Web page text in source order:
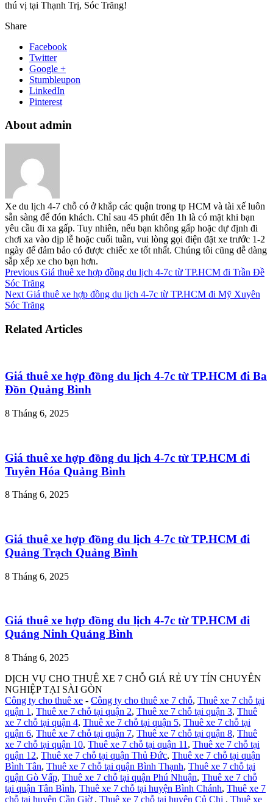
thú vị tại Thạnh Trị, Sóc Trăng!
Share
Facebook
Twitter
Google +
Stumbleupon
LinkedIn
Pinterest
About admin
Xe du lịch 4-7 chỗ có ở khắp các quận trong tp HCM và tài xế luôn
sẵn sàng để đón khách. Chỉ sau 45 phút đến 1h là có mặt khi bạn
yêu cầu đi xa gấp. Tuy nhiên, nếu bạn không gấp hoặc dự định đi
chơi xa vào dịp lễ hoặc cuối tuần, vui lòng gọi điện đặt xe trước 1-2
ngày để đảm bảo có được chiếc xe tốt nhất. Chúng tôi cũng dễ dàng
sắp xếp xe cho bạn hơn.
Previous Giá thuê xe hợp đồng du lịch 4-7c từ TP.HCM đi Trần Đề
Sóc Trăng
Next Giá thuê xe hợp đồng du lịch 4-7c từ TP.HCM đi Mỹ Xuyên
Sóc Trăng
Related Articles
Giá thuê xe hợp đồng du lịch 4-7c từ TP.HCM đi Ba
Đồn Quảng Bình
8 Tháng 6, 2025
Giá thuê xe hợp đồng du lịch 4-7c từ TP.HCM đi
Tuyên Hóa Quảng Bình
8 Tháng 6, 2025
Giá thuê xe hợp đồng du lịch 4-7c từ TP.HCM đi
Quảng Trạch Quảng Bình
8 Tháng 6, 2025
Giá thuê xe hợp đồng du lịch 4-7c từ TP.HCM đi
Quảng Ninh Quảng Bình
8 Tháng 6, 2025
DỊCH VỤ CHO THUÊ XE 7 CHỖ GIÁ RẺ UY TÍN CHUYÊN
NGHIỆP TẠI SÀI GÒN
Công ty cho thuê xe - Công ty cho thuê xe 7 chỗ, Thuê xe 7 chỗ tại
quận 1 , Thuê xe 7 chỗ tại quận 2, Thuê xe 7 chỗ tại quận 3, Thuê
xe 7 chỗ tại quận 4, Thuê xe 7 chỗ tại quận 5, Thuê xe 7 chỗ tại
quận 6, Thuê xe 7 chỗ tại quận 7, Thuê xe 7 chỗ tại quận 8, Thuê
xe 7 chỗ tại quận 10, Thuê xe 7 chỗ tại quận 11 , Thuê xe 7 chỗ tại
quận 12, Thuê xe 7 chỗ tại quận Thủ Đức, Thuê xe 7 chỗ tại quận
Bình Tân, Thuê xe 7 chỗ tại quận Bình Thạnh, Thuê xe 7 chỗ tại
quận Gò Vấp, Thuê xe 7 chỗ tại quận Phú Nhuận, Thuê xe 7 chỗ
tại quận Tân Bình, Thuê xe 7 chỗ tại huyện Bình Chánh, Thuê xe 7
chỗ tại huyện Cần Giờ , Thuê xe 7 chỗ tại huyện Củ Chi , Thuê xe